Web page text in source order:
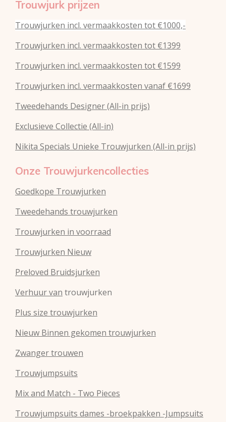
Trouwjurk prijzen
Trouwjurken incl. vermaakkosten tot €1000,-
Trouwjurken incl. vermaakkosten tot €1399
Trouwjurken incl. vermaakkosten tot €1599
Trouwjurken incl. vermaakkosten vanaf €1699
Tweedehands Designer (All-in prijs)
Exclusieve Collectie (All-in)
Nikita Specials Unieke Trouwjurken (All-in prijs)
Onze Trouwjurkencollecties
Goedkope Trouwjurken
Tweedehands trouwjurken
Trouwjurken in voorraad
Trouwjurken Nieuw
Preloved Bruidsjurken
Verhuur van trouwjurken
Plus size trouwjurken
Nieuw Binnen gekomen trouwjurken
Zwanger trouwen
Trouwjumpsuits
Mix and Match - Two Pieces
Trouwjumpsuits dames -broekpakken -Jumpsuits